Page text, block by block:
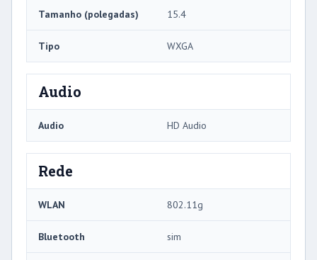
Tamanho (polegadas) 15.4
Tipo WXGA
Audio
Audio HD Audio
Rede
WLAN 802.11g
Bluetooth sim